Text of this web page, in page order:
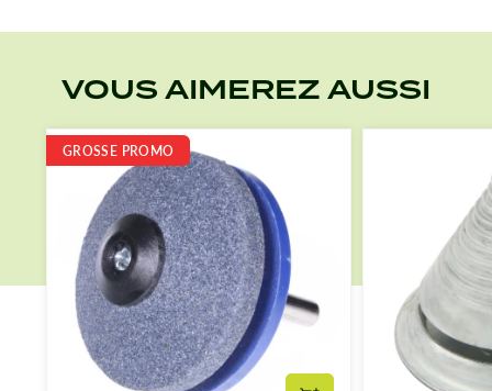
VOUS AIMEREZ AUSSI
GROSSE PROMO